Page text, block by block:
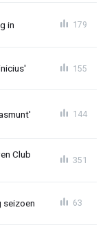
in 179
155
144
Club
351
seizoen 63